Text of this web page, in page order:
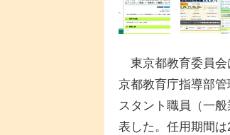
東京都教育委員会
京都教育庁指導部
スタント職員（一
表した。任用期間は